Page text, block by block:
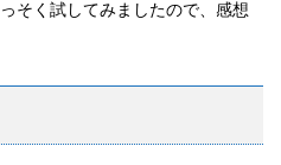
そく試してみましたので、感想